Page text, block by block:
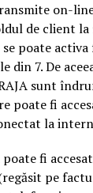
on-
de client
poate
din 7. De
sunt
poate fi
la
poate fi
pe